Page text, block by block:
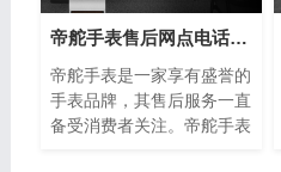
介绍一些简单而实用的方
法，帮助您分辨美度手表的
帝舵手表售后网点电话查询(全国服务网点查询方法)
帝舵手表是一家享有盛誉的
手表品牌，其售后服务一直
备受消费者关注。帝舵手表